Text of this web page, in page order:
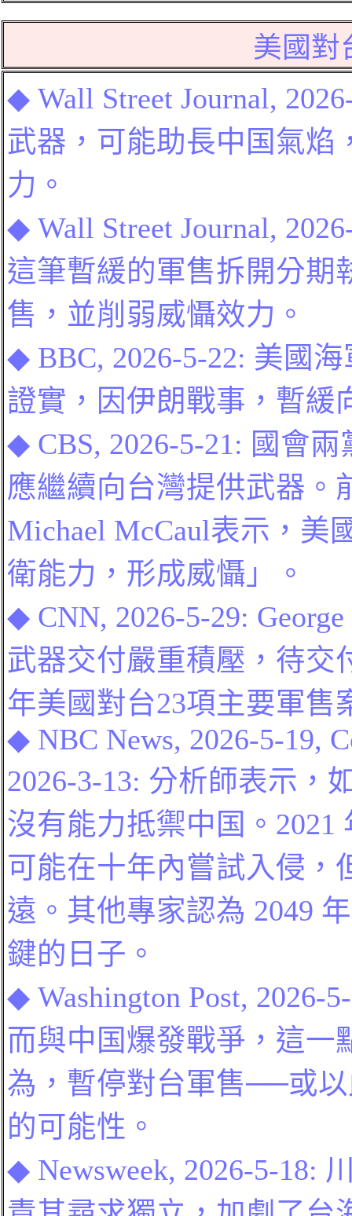
美國對
◆ Wall Street Journal,
武器，可能助長中 国 氣焰
力。
◆ Wall Street Journal,
這筆暫緩的軍售拆開分期
售，並削弱威懾效力。
◆ BBC, 2026-5-22: 美國
證實，因伊朗戰事，暫緩
◆ CBS, 2026-5-21: 國會
應繼續向台灣提供武器。
Michael McCaul表示，美
衛能力，形成威懾」。
◆ CNN, 2026-5-29:
武器交付嚴重積壓，待交
年美國 對台23項主要軍售
◆ NBC News, 2026-5-19,
2026-3-13: 分析師表示，
沒有能力抵禦中 国 。
可能在十年內嘗試入侵，
遠。其他專家認為 2049
鍵的日子。
◆ Washington Post, 2026-
而與中 国 爆發戰爭，這一
為，暫停對台軍售──或
的可能性。
◆ Newsweek, 2026-5-18: